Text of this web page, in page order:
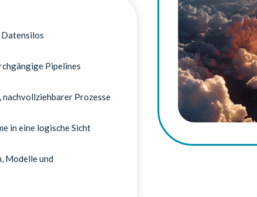
Pipelines
Prozesse
in eine logische Sicht
Modelle und